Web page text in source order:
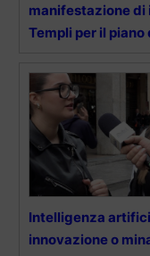
manifestazione di
Templi per il
Intelligenza
innovazione o